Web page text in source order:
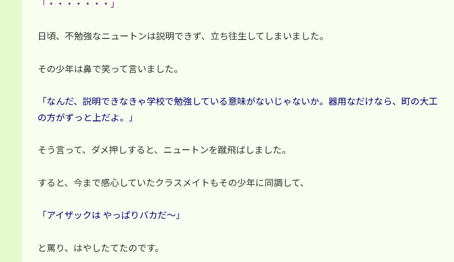
「・・・・・・・」
日頃、不勉強なニュートンは説明できず、立ち往生してしまいました。
その少年は鼻で笑って言いました。
「なんだ、説明できなきゃ学校で勉強している意味がないじゃないか。器用なだけなら、町の大工
の方がずっと上だよ。」
そう言って、ダメ押しすると、ニュートンを蹴飛ばしました。
すると、今まで感心していたクラスメイトもその少年に同調して、
「アイザックは やっぱりバカだ～」
と罵り、はやしたてたのです。